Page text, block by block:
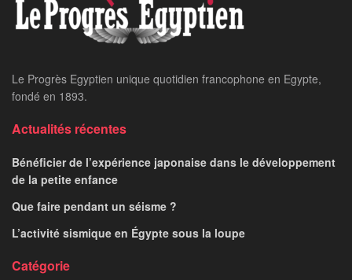
Le Progrès Egyptien unique quotidien francophone en Egypte,
fondé en 1893.
Actualités récentes
Bénéficier de l’expérience japonaise dans le développement
de la petite enfance
Que faire pendant un séisme ?
L’activité sismique en Égypte sous la loupe
Catégorie